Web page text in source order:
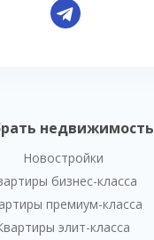
недвижимость
Новостройки
бизнес-класса
премиум-класса
элит-класса